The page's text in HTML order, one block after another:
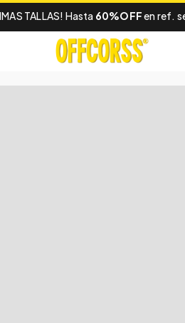
TALLAS! Hasta 60%OFFen ref.